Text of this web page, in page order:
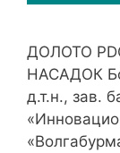
ДОЛОТО
НАСАДОК
д.т.н., зав.